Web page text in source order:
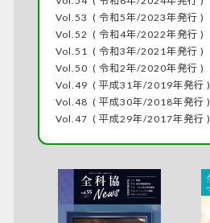
Vol.53 ( 令和5年/2023年発行 )
Vol.52 ( 令和4年/2022年発行 )
Vol.51 ( 令和3年/2021年発行 )
Vol.50 ( 令和2年/2020年発行 )
Vol.49 ( 平成31年/2019年発行 )
Vol.48 ( 平成30年/2018年発行 )
Vol.47 ( 平成29年/2017年発行 )